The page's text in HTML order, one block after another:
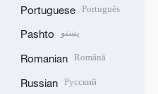
Portuguese Português
Pashto پښتو
Romanian Română
Russian Русский